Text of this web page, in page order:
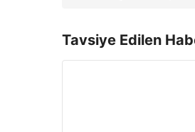
Tavsiye Edilen